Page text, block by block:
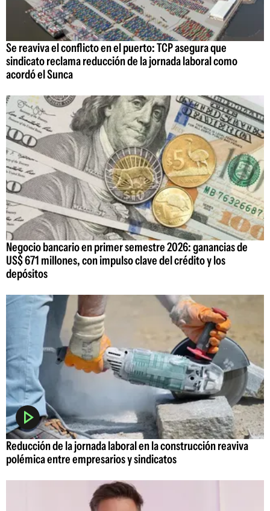
Se reaviva el conflicto en el puerto: TCP asegura que
sindicato reclama reducción de la jornada laboral como
acordó el Sunca
Negocio bancario en primer semestre 2026: ganancias de
US$ 671 millones, con impulso clave del crédito y los
depósitos
Reducción de la jornada laboral en la construcción reaviva
polémica entre empresarios y sindicatos